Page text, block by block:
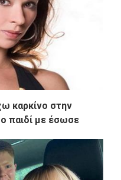
καρκίνο στην
παιδί με έσωσε